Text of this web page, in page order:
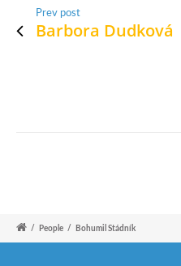
Prev post
Barbora Dudková
/ People / Bohumil Stádník